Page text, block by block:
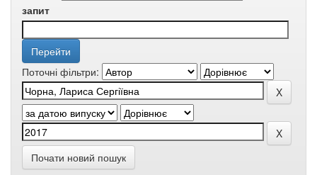
запит
Поточні фільтри:
Почати новий пошук